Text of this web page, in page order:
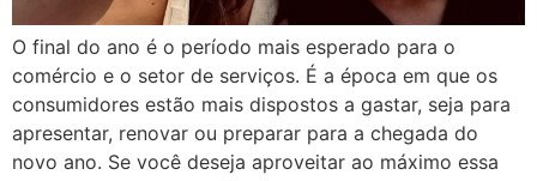
O final do ano é o período mais esperado para o
comércio e o setor de serviços. É a época em que os
consumidores estão mais dispostos a gastar, seja para
apresentar, renovar ou preparar para a chegada do
novo ano. Se você deseja aproveitar ao máximo essa